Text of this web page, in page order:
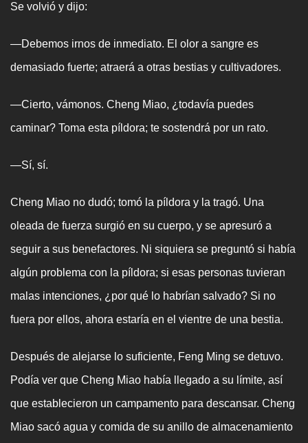
Se volvió y dijo:
—Debemos irnos de inmediato. El olor a sangre es
demasiado fuerte; atraerá a otras bestias y cultivadores.
—Cierto, vámonos. Cheng Miao, ¿todavía puedes
caminar? Toma esta píldora; te sostendrá por un rato.
—Sí, sí.
Cheng Miao no dudó; tomó la píldora y la tragó. Una
oleada de fuerza surgió en su cuerpo, y se apresuró a
seguir a sus benefactores. Ni siquiera se preguntó si había
algún problema con la píldora; si esas personas tuvieran
malas intenciones, ¿por qué lo habrían salvado? Si no
fuera por ellos, ahora estaría en el vientre de una bestia.
Después de alejarse lo suficiente, Feng Ming se detuvo.
Podía ver que Cheng Miao había llegado a su límite, así
que establecieron un campamento para descansar. Cheng
Miao sacó agua y comida de su anillo de almacenamiento